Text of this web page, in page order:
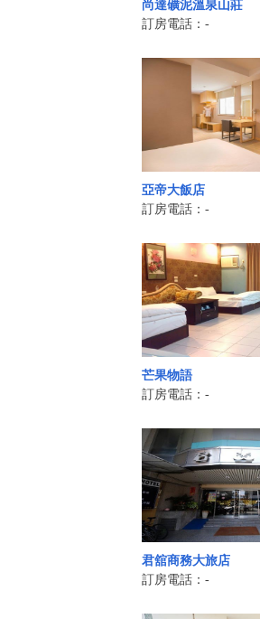
尚達礦泥溫泉山莊
訂房電話：-
亞帝大飯店
訂房電話：-
芒果物語
訂房電話：-
君舘商務大旅店
訂房電話：-